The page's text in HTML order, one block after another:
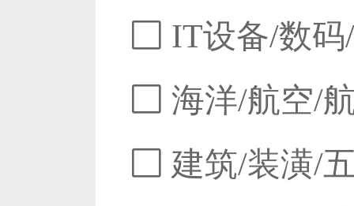
IT设备/数码
海洋/航空/
建筑/装潢/